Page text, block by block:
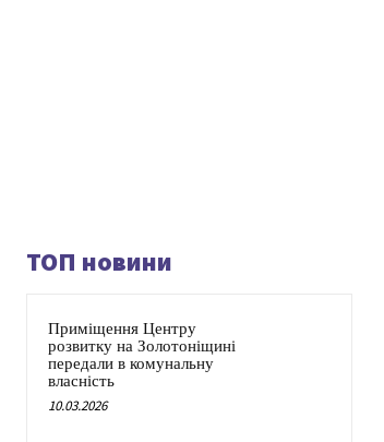
ТОП новини
Приміщення Центру
розвитку на Золотоніщині
передали в комунальну
власність
10.03.2026